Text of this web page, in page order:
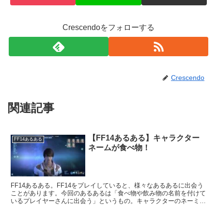
Crescendoをフォローする
Crescendo
関連記事
FF14あるある
【FF14あるある】キャラクター
ネームが食べ物！
FF14あるある。FF14をプレイしていると、様々なあるあるに出会う
ことがあります。今回のあるあるは「食べ物や飲み物の名前を付けて
いるプレイヤーさんに出会う」というもの。キャラクターのネーミン